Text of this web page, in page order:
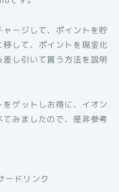
ージして、ポイントを貯
して、ポイントを現金化
し引いて貰う方法を説明
ゲットしお得に、イオン
みましたので、是非参考
ードリンク